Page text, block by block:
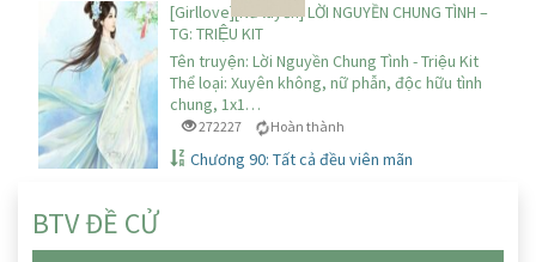
[Girllove][Nữ luyến] LỜI NGUYỀN CHUNG TÌNH –
TG: TRIỆU KIT
Tên truyện: Lời Nguyền Chung Tình - Triệu Kit
Thể loại: Xuyên không, nữ phẫn, độc hữu tình
chung, 1x1…
272227 Hoàn thành
Chương 90: Tất cả đều viên mãn
BTV ĐỀ CỬ